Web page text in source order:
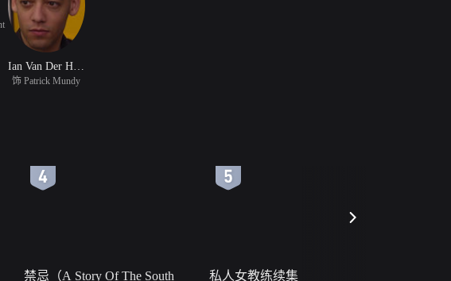
Ian Van Der Heyden
饰 Patrick Mundy
禁忌（A Story Of The South 私人女教练续集